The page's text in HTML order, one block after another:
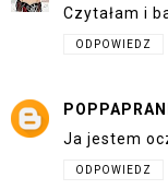
Czytałam i
ODPOWIEDZ
Ja jestem
ODPOWIEDZ